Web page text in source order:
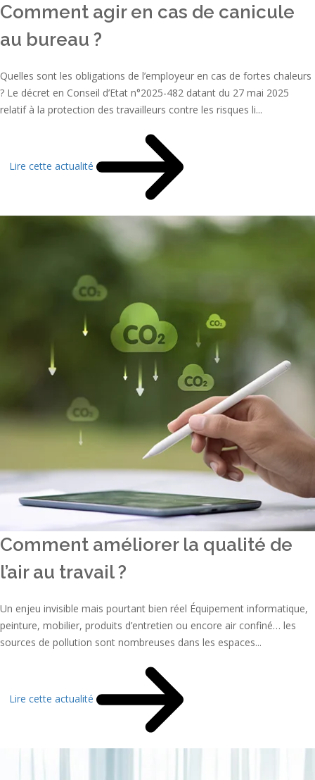
Comment agir en cas de canicule
au bureau ?
Quelles sont les obligations de l’employeur en cas de fortes chaleurs
? Le décret en Conseil d’Etat n°2025-482 datant du 27 mai 2025
relatif à la protection des travailleurs contre les risques li...
Lire cette actualité
Comment améliorer la qualité de
l’air au travail ?
Un enjeu invisible mais pourtant bien réel Équipement informatique,
peinture, mobilier, produits d’entretien ou encore air confiné… les
sources de pollution sont nombreuses dans les espaces...
Lire cette actualité